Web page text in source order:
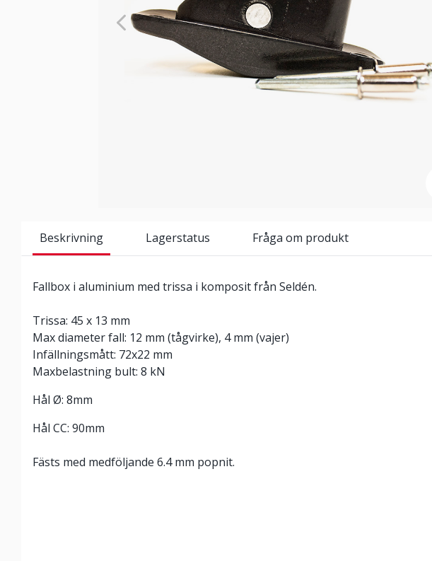
Beskrivning Lagerstatus Fråga om produkt
Fallbox i aluminium med trissa i komposit från Seldén.
Trissa: 45 x 13 mm
Max diameter fall: 12 mm (tågvirke), 4 mm (vajer)
Infällningsmått: 72x22 mm
Maxbelastning bult: 8 kN
Hål Ø: 8mm
Hål CC: 90mm
Fästs med medföljande 6.4 mm popnit.